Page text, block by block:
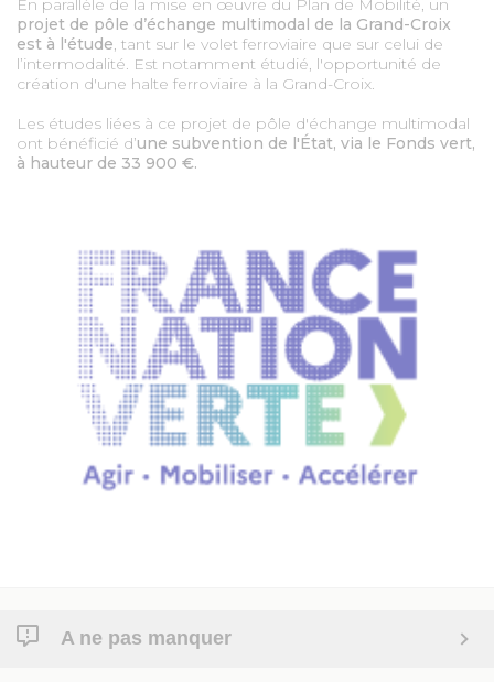
projet de pôle d’échange multimodal de la Grand-Croix
est à l'étude , tant sur le volet ferroviaire que sur celui de
l’intermodalité. Est notamment étudié, l'opportunité de
création d'une halte ferroviaire à la Grand-Croix.
Les études liées à ce projet de pôle d'échange multimodal
ont bénéficié d’une subvention de l'État, via le Fonds vert,
à hauteur de 33 900 €.
A ne pas manquer